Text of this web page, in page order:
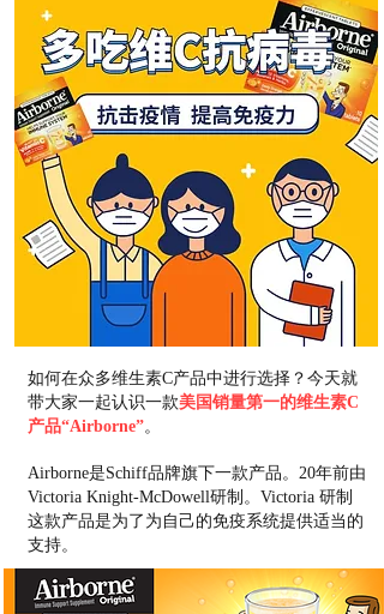
如何在众多维生素C产品中进行选择？今天就
带大家一起认识一款美国销量第一的维生素C
产品“Airborne”。
Airborne是Schiff品牌旗下一款产品。20年前由
Victoria Knight-McDowell研制。Victoria 研制
这款产品是为了为自己的免疫系统提供适当的
支持。